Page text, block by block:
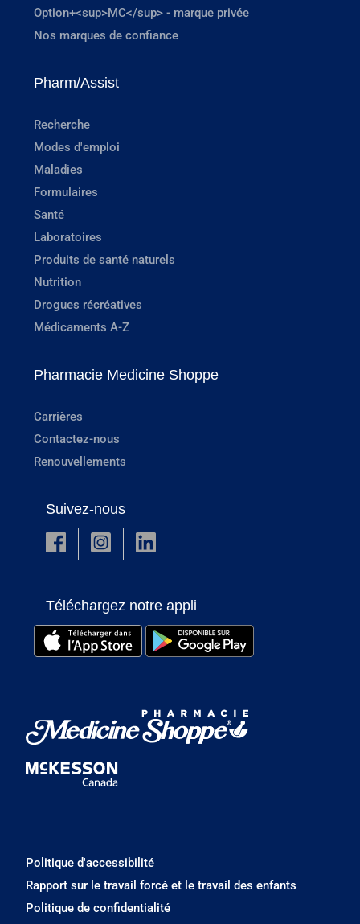
Option+<sup>MC</sup> - marque privée
Nos marques de confiance
Pharm/Assist
Recherche
Modes d'emploi
Maladies
Formulaires
Santé
Laboratoires
Produits de santé naturels
Nutrition
Drogues récréatives
Médicaments A-Z
Pharmacie Medicine Shoppe
Carrières
Contactez-nous
Renouvellements
Suivez-nous
Téléchargez notre appli
Politique d'accessibilité
Rapport sur le travail forcé et le travail des enfants
Politique de confidentialité